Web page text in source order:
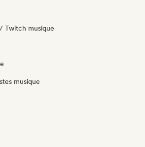
Twitch musique
musique